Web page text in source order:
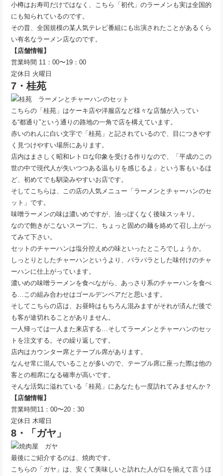
小樽はお寿司だけではなく、こちら「初代」のラーメンも実は全国的
にも知られているのです。
その昔、全国規模の某人気テレビ番組にも出演されたことがあるくら
い有名なラーメン店なのです。
【店舗情報】
営業時間 11：00〜19：00
定休日 火曜日
7・桂苑
こちらの「桂苑」はケーキ店や洋服店など様々な店舗が入ってい
る“都通り”という通りの路地の一角で店を構えています。
赤いのれんに白い文字で「桂苑」と記されているので、目につきやす
く見つけやすい場所にあります。
店内はまさしく昭和レトロな印象を受ける作りなので、「平成のこの
世の中で現代人が失いつつある温もりを感じるよ」という客もいるほ
ど、初めてでも馴染みやすいお店です。
そしてこちらは、この店の人気メニュー「ラーメンとチャーハンのセ
ット」です。
味噌ラーメンの味は濃いめですが、油っぽくなく後味スッキリ。
なので飽きがこないスープに、ちょっと固めの麺を絡めて召し上がっ
てみて下さい。
セットのチャーハンは塩分控えめの味といったところでしょうか。
しっとりとしたチャーハンというより、パラパラとした味付けのチャ
ーハンに仕上がっています。
濃いめの味噌ラーメンを食べながら、あっさり系のチャーハンを食べ
る…この組み合わせはゴールデンペアだと思います。
そしてこちらの店は、お昼時はもちろん混みますがそれが済んだ後で
も客が途切れることがありません。
一人帰っては一人また来店する…そしてラーメンとチャーハンのセッ
トを注文する。その繰り返しです。
店内はカウンター席とテーブル席があります。
なんせ常に混んでいることが多いので、テーブル席に座った際は他の
客との相席になる確率が高いです。
そんな活気に溢れている「桂苑」にあなたも一度訪れてみませんか？
【店舗情報】
営業時間11：00〜20：30
定休日 木曜日
8・「ガヤ」
最後にご紹介するのは、焼肉です。
こちらの「ガヤ」は、安くて美味しいと訪れた人が口を揃えて言うほ